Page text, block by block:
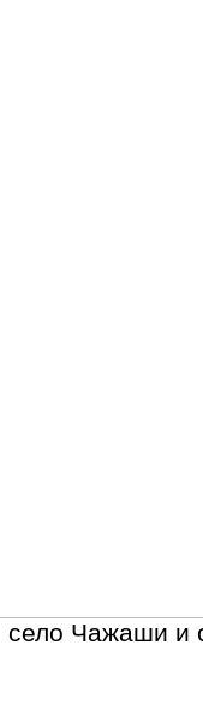
село Чажаши и